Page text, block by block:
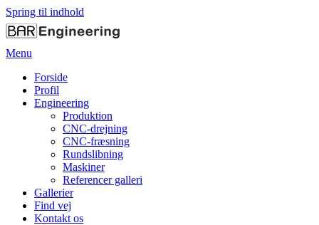
Spring til indhold
Menu
Forside
Profil
Engineering
Produktion
CNC-drejning
CNC-fræsning
Rundslibning
Maskiner
Referencer galleri
Gallerier
Find vej
Kontakt os